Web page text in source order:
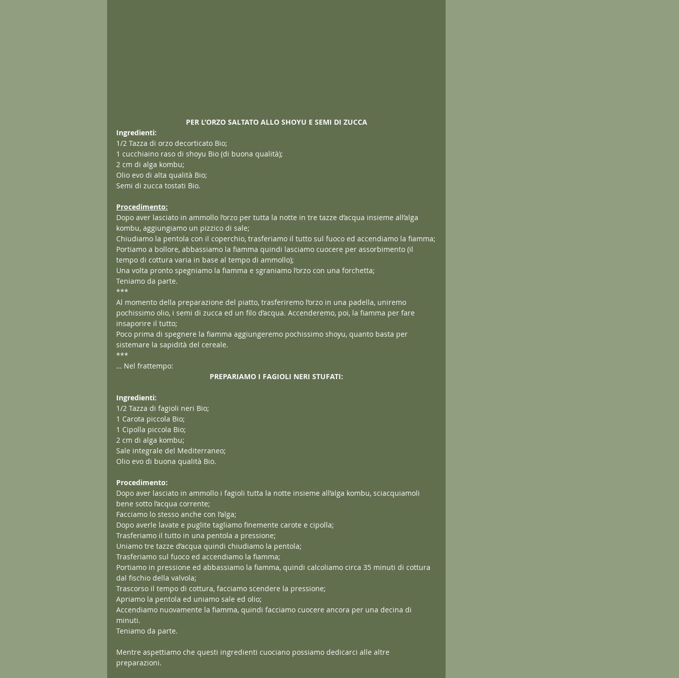
PER L’ORZO SALTATO ALLO SHOYU E SEMI DI ZUCCA
Ingredienti:
1/2 Tazza di orzo decorticato Bio;
1 cucchiaino raso di shoyu Bio (di buona qualità);
2 cm di alga kombu;
Olio evo di alta qualità Bio;
Semi di zucca tostati Bio.
Procedimento:
Dopo aver lasciato in ammollo l’orzo per tutta la notte in tre tazze d’acqua insieme all’alga
kombu, aggiungiamo un pizzico di sale;
Chiudiamo la pentola con il coperchio, trasferiamo il tutto sul fuoco ed accendiamo la fiamma;
Portiamo a bollore, abbassiamo la fiamma quindi lasciamo cuocere per assorbimento (il
tempo di cottura varia in base al tempo di ammollo);
Una volta pronto spegniamo la fiamma e sgraniamo l’orzo con una forchetta;
Teniamo da parte.
***
Al momento della preparazione del piatto, trasferiremo l’orzo in una padella, uniremo
pochissimo olio, i semi di zucca ed un filo d’acqua. Accenderemo, poi, la fiamma per fare
insaporire il tutto;
Poco prima di spegnere la fiamma aggiungeremo pochissimo shoyu, quanto basta per
sistemare la sapidità del cereale.
***
… Nel frattempo:
PREPARIAMO I FAGIOLI NERI STUFATI:
Ingredienti:
1/2 Tazza di fagioli neri Bio;
1 Carota piccola Bio;
1 Cipolla piccola Bio;
2 cm di alga kombu;
Sale integrale del Mediterraneo;
Olio evo di buona qualità Bio.
Procedimento:
Dopo aver lasciato in ammollo i fagioli tutta la notte insieme all’alga kombu, sciacquiamoli
bene sotto l’acqua corrente;
Facciamo lo stesso anche con l’alga;
Dopo averle lavate e puglite tagliamo finemente carote e cipolla;
Trasferiamo il tutto in una pentola a pressione;
Uniamo tre tazze d’acqua quindi chiudiamo la pentola;
Trasferiamo sul fuoco ed accendiamo la fiamma;
Portiamo in pressione ed abbassiamo la fiamma, quindi calcoliamo circa 35 minuti di cottura
dal fischio della valvola;
Trascorso il tempo di cottura, facciamo scendere la pressione;
Apriamo la pentola ed uniamo sale ed olio;
Accendiamo nuovamente la fiamma, quindi facciamo cuocere ancora per una decina di
minuti.
Teniamo da parte.
Mentre aspettiamo che questi ingredienti cuociano possiamo dedicarci alle altre
preparazioni.